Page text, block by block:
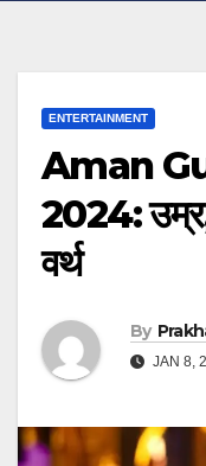
ENTERTAINMENT
Aman
2024: उम्र,
वर्थ
By
JAN 8,